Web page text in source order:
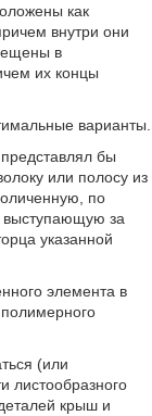
как
внутри они
в
их концы
варианты.
бы
или полосу из
по
выступающую за
указанной
элемента в
(или
листообразного
крыш и